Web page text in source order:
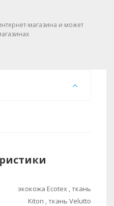
магазина и может
экокожа Ecotex , ткань
Kiton , ткань Velutto